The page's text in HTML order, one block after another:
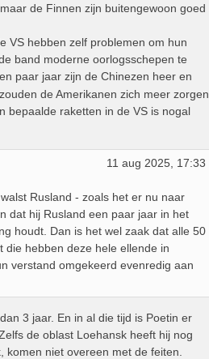
de Finnen zijn buitengewoon goed
VS hebben zelf problemen om hun
band moderne oorlogsschepen te
paar jaar zijn de Chinezen heer en
de Amerikanen zich meer zorgen
bepaalde raketten in de VS is nogal
11 aug 2025, 17:33
Rusland - zoals het er nu naar
dat hij Rusland een paar jaar in het
houdt. Dan is het wel zaak dat alle 50
die hebben deze hele ellende in
verstand omgekeerd evenredig aan
3 jaar. En in al die tijd is Poetin er
de oblast Loehansk heeft hij nog
niet overeen met de feiten.